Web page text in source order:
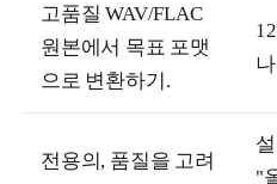
고품질 WAV/FLAC
원본에서 목표 포맷
으로 변환하기.
전용의, 품질을 고려
"